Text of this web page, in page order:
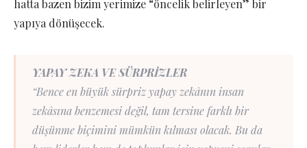
hatta bazen bizim yerimize “öncelik belirleyen” bir
yapıya dönüşecek.
YAPAY ZEKA VE SÜRPRİZLER
“Bence en büyük sürpriz yapay zekânın insan
zekâsına benzemesi değil, tam tersine farklı bir
düşünme biçimini mümkün kılması olacak. Bu da